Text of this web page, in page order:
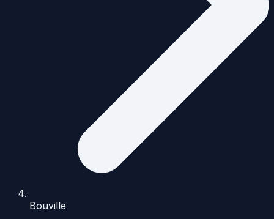
Bouville